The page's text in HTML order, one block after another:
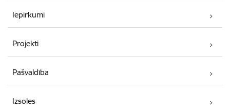
Iepirkumi
Projekti
Pašvaldība
Izsoles